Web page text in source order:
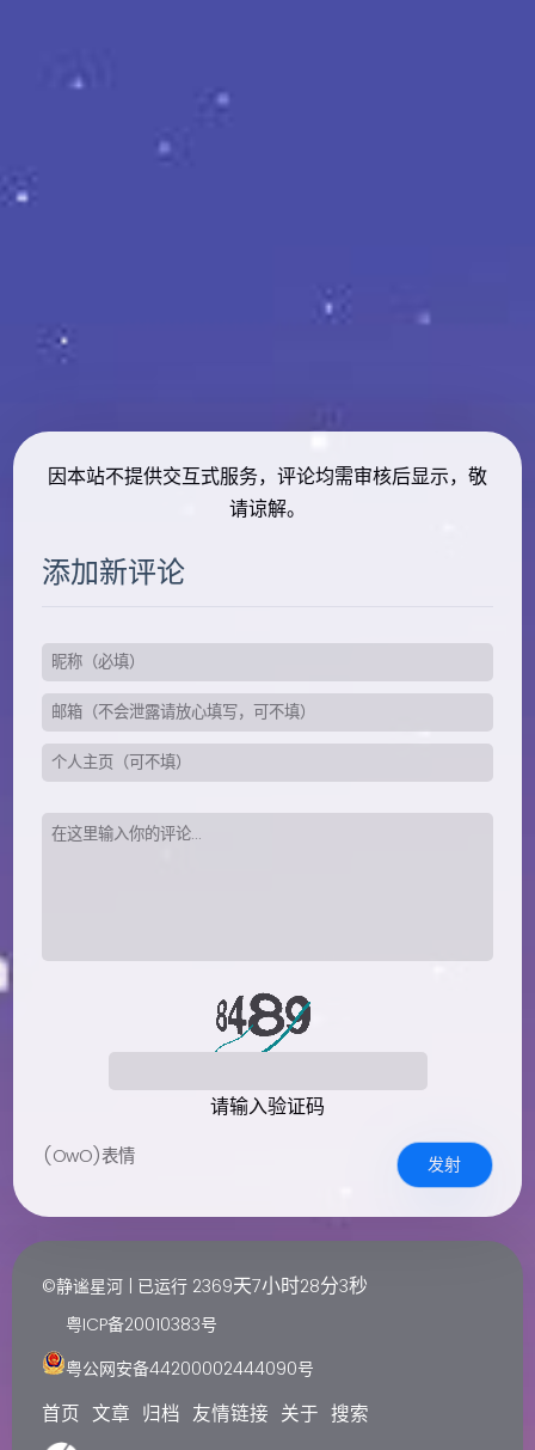
因本站不提供交互式服务，评论均需审核后显示，敬
请谅解。
添加新评论
请输入验证码
(OwO)表情 发射
©静谧星河 | 已运行 2369天7小时28分4秒
粤ICP备20010383号
粤公网安备44200002444090号
首页 文章 归档 友情链接 关于 搜索